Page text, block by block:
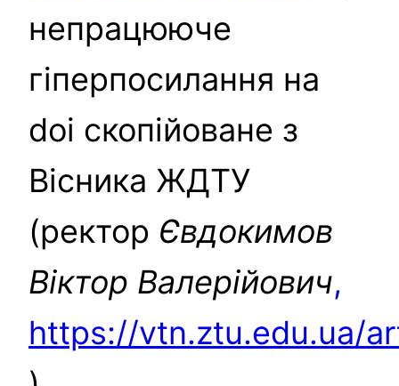
непрацююче
гіперпосилання на
doi скопійоване з
Вісника ЖДТУ
(ректор Євдокимов
Віктор Валерійович,
https://vtn.ztu.edu.ua/